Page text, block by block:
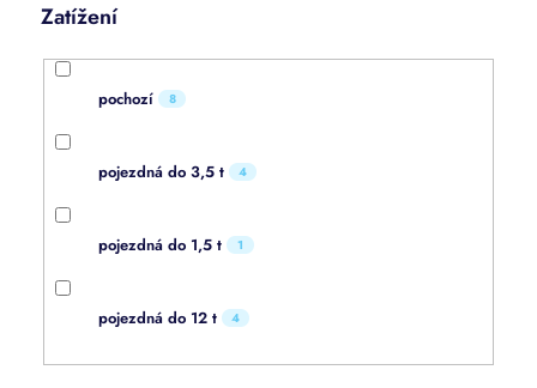
Zatížení
pochozí 8
pojezdná do 3,5 t 4
pojezdná do 1,5 t 1
pojezdná do 12 t 4